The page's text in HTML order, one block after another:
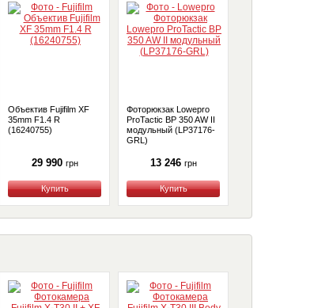
Объектив Fujifilm XF
35mm F1.4 R
(16240755)
29 990 грн
Купить
Фоторюкзак Lowepro
ProTactic BP 350 AW II
модульный (LP37176-
GRL)
13 246 грн
Купить